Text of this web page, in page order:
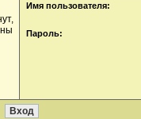
Имя пользователя:
Пароль: